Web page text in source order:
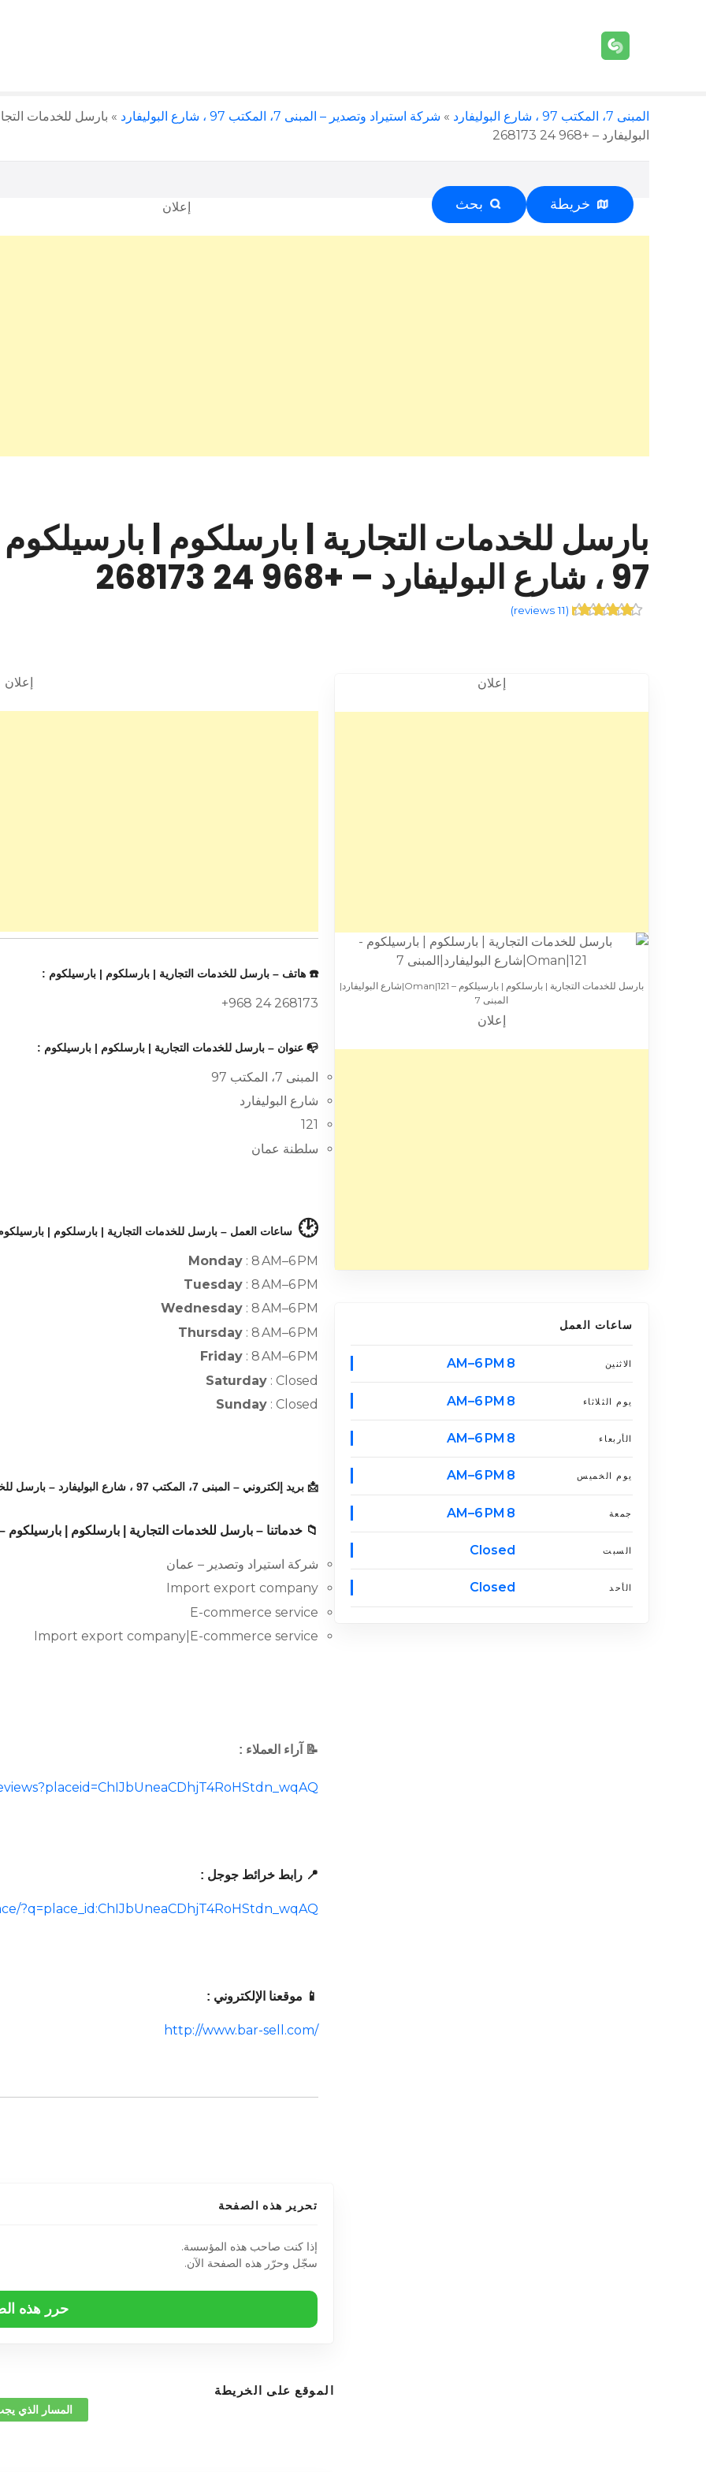
المبنى 7، المكتب 97 ، شارع البوليفارد » شركة استيراد وتصدير – المبنى 7، المكتب 97 ، شارع البوليفارد
»
البوليفارد – +968 24 268173
خريطة بحث إعلان
97 ، شارع البوليفارد – +968 24 268173
(
11 reviews
)
إعلان
بارسل للخدمات التجارية | بارسلكوم | بارسيلكوم – Oman|121|شارع البوليفارد|
المبنى 7
إعلان
ساعات العمل
الاثنين 8 AM–6 PM
يوم الثلاثاء 8 AM–6 PM
الأربعاء 8 AM–6 PM
يوم الخميس 8 AM–6 PM
جمعة 8 AM–6 PM
السبت Closed
الأحد Closed
إعلان
☎️ هاتف – بارسل للخدمات التجارية | بارسلكوم | بارسيلكوم :
+968 24 268173
📭 عنوان – بارسل للخدمات التجارية | بارسلكوم | بارسيلكوم :
المبنى 7، المكتب 97
شارع البوليفارد
121
سلطنة عمان
🕑 ساعات العمل – بارسل للخدمات التجارية | بارسلكوم |
Monday : 8 AM–6 PM
Tuesday : 8 AM–6 PM
Wednesday : 8 AM–6 PM
Thursday : 8 AM–6 PM
Friday : 8 AM–6 PM
Saturday : Closed
Sunday : Closed
📩 بريد إلكتروني – المبنى 7، المكتب 97 ، شارع البوليفارد – بارسل للخدمات التجارية | بارسلكوم | بارسيلكوم :
📁 خدماتنا – بارسل للخدمات التجارية | بارسلكوم | بارسيلكوم – المبنى 7، المكتب 97 ، شارع
شركة استيراد وتصدير – عمان
Import export company
E-commerce service
Import export company|E-commerce service
📝 آراء العملاء :
📍 رابط خرائط جوجل :
?q=place_id:ChIJbUneaCDhjT4RoHStdn_wqAQ
📱 موقعنا الإلكتروني :
http://www.bar-sell.com/
تحرير هذه الصفحة
إذا كنت صاحب هذه المؤسسة.
سجّل وحرّر هذه الصفحة الآن.
حرر هذه
الموقع على الخريطة
المسار الذي